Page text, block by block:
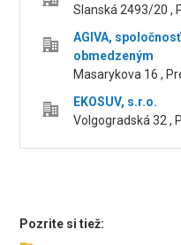
Slanská 2493/20 ,
AGIVA,
obmedzeným
Masarykova 16 ,
EKOSUV, s.r.o.
Volgogradská 32 ,
Pozrite si tiež: